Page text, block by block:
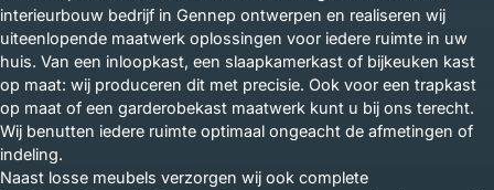
interieurbouw bedrijf in Gennep ontwerpen en realiseren wij
uiteenlopende maatwerk oplossingen voor iedere ruimte in uw
huis. Van een inloopkast, een slaapkamerkast of bijkeuken kast
op maat: wij produceren dit met precisie. Ook voor een trapkast
op maat of een garderobekast maatwerk kunt u bij ons terecht.
Wij benutten iedere ruimte optimaal ongeacht de afmetingen of
indeling.
Naast losse meubels verzorgen wij ook complete